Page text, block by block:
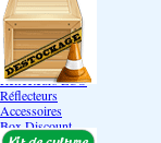
Eclairages LEDs
Eclairages ECO
Kits ECO
Ampoules ECO
Réflecteurs ECO
Réflecteurs
Accessoires
Box Discount